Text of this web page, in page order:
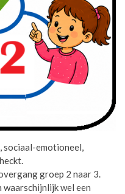
sociaal-emotioneel,
groep 2 naar 3.
wel een